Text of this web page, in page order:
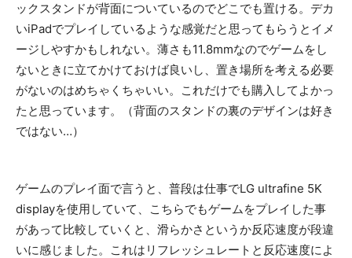
ックスタンドが背面についているのでどこでも置ける。デカ
いiPadでプレイしているような感覚だと思ってもらうとイメ
ージしやすかもしれない。薄さも11.8mmなのでゲームをし
ないときに立てかけておけば良いし、置き場所を考える必要
がないのはめちゃくちゃいい。これだけでも購入してよかっ
たと思っています。（背面のスタンドの裏のデザインは好き
ではない…）
ゲームのプレイ面で言うと、普段は仕事でLG ultrafine 5K
displayを使用していて、こちらでもゲームをプレイした事
があって比較していくと、滑らかさというか反応速度が段違
いに感じました。これはリフレッシュレートと反応速度によ